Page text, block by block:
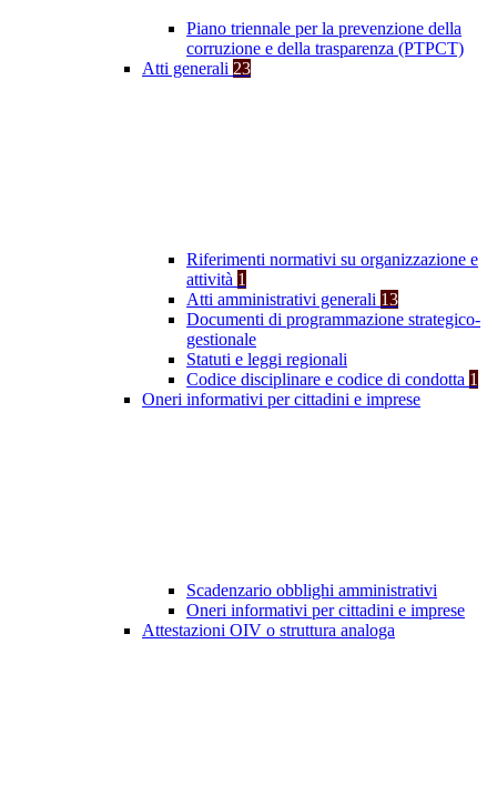
Piano triennale per la prevenzione della
corruzione e della trasparenza (PTPCT)
Atti generali 23
Riferimenti normativi su organizzazione e
attività 1
Atti amministrativi generali 13
Documenti di programmazione strategico-
gestionale
Statuti e leggi regionali
Codice disciplinare e codice di condotta 1
Oneri informativi per cittadini e imprese
Scadenzario obblighi amministrativi
Oneri informativi per cittadini e imprese
Attestazioni OIV o struttura analoga